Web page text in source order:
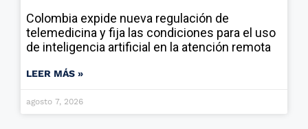
Colombia expide nueva regulación de
telemedicina y fija las condiciones para el uso
de inteligencia artificial en la atención remota
LEER MÁS »
agosto 7, 2026